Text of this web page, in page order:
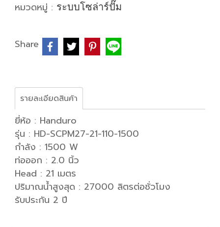
หมวดหมู่ : ระบบโซล่าร์ปั๊ม
Share
รายละเอียดสินค้า
ยี่ห้อ : Handuro
รุ่น : HD-SCPM27-21-110-1500
กำลัง : 1500 W
ท่อออก : 2.0 นิ้ว
Head : 21 เมตร
ปริมาณน้ำสูงสุด : 27000 ลิตรต่อชั่วโมง
รับประกัน 2 ปี